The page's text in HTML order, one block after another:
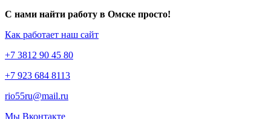
С нами найти работу в Омске просто!
Как работает наш сайт
+7 3812 90 45 80
+7 923 684 8113
rio55ru@mail.ru
Мы Вконтакте